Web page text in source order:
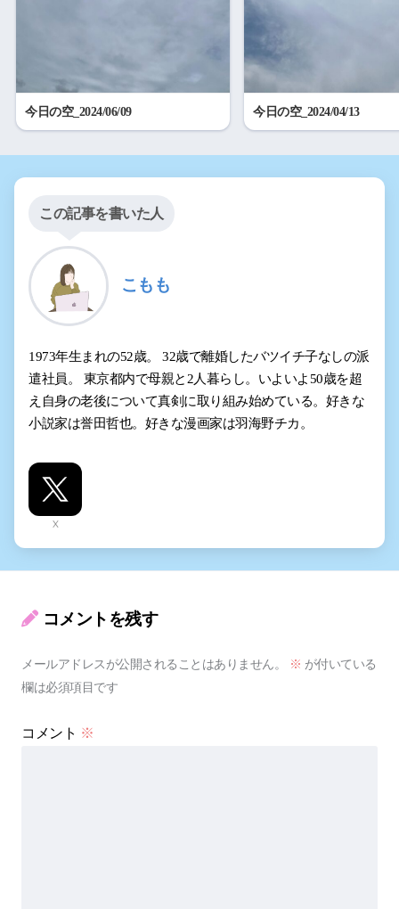
今日の空_2024/06/09 今日の空_2024/04/13
この記事を書いた人
こもも
1973年生まれの52歳。 32歳で離婚したバツイチ子なしの派
遣社員。 東京都内で母親と2人暮らし。いよいよ50歳を超
え自身の老後について真剣に取り組み始めている。好きな
小説家は誉田哲也。好きな漫画家は羽海野チカ。
X
コメントを残す
メールアドレスが公開されることはありません。 ※ が付いている
欄は必須項目です
コメント ※